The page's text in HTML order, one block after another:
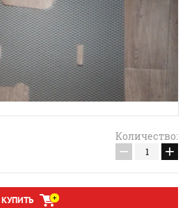
Количество:
− +
КУПИТЬ